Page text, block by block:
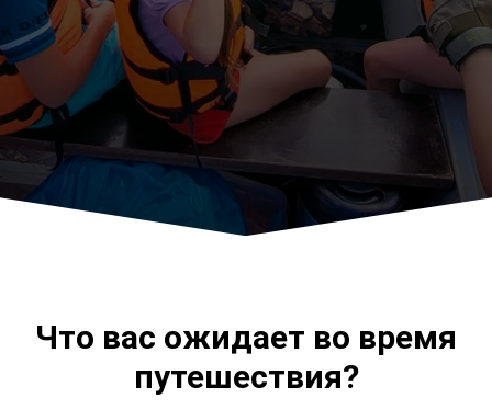
Что вас ожидает во время
путешествия?